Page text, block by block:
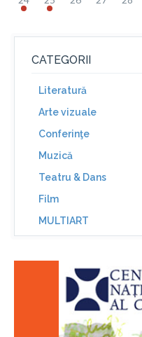
CATEGORII
Literatură
Arte vizuale
Conferinţe
Muzică
Teatru & Dans
Film
MULTIART